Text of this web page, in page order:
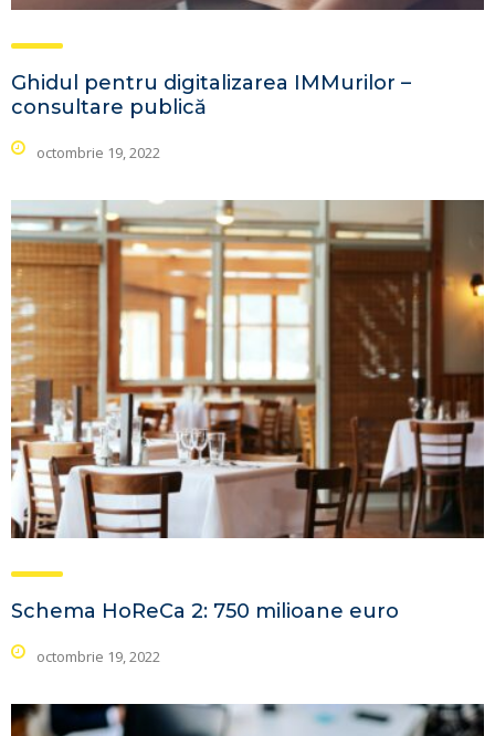
Ghidul pentru digitalizarea IMMurilor –
consultare publică
octombrie 19, 2022
Schema HoReCa 2: 750 milioane euro
octombrie 19, 2022